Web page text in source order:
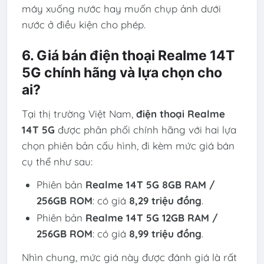
máy xuống nước hay muốn chụp ảnh dưới
nước ở điều kiện cho phép.
6. Giá bán điện thoại Realme 14T
5G chính hãng và lựa chọn cho
ai?
Tại thị trường Việt Nam, điện thoại Realme
14T 5G được phân phối chính hãng với hai lựa
chọn phiên bản cấu hình, đi kèm mức giá bán
cụ thể như sau:
Phiên bản Realme 14T 5G 8GB RAM /
256GB ROM: có giá 8,29 triệu đồng.
Phiên bản Realme 14T 5G 12GB RAM /
256GB ROM: có giá 8,99 triệu đồng.
Nhìn chung, mức giá này được đánh giá là rất